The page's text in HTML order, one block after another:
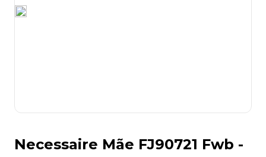
Necessaire Mãe FJ90721 Fwb -
8